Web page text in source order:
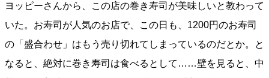
ヨッピーさんから、この店の巻き寿司が美味しいと教わって
いた。お寿司が人気のお店で、この日も、1200円のお寿司
の「盛合わせ」はもう売り切れてしまっているのだとか。と
なると、絶対に巻き寿司は食べるとして……壁を見ると、中